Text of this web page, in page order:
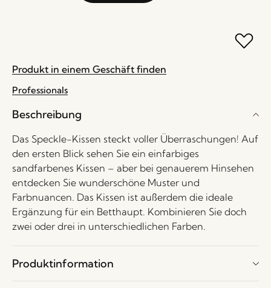
Produkt in einem Geschäft finden
Professionals
Beschreibung
Das Speckle-Kissen steckt voller Überraschungen! Auf
den ersten Blick sehen Sie ein einfarbiges
sandfarbenes Kissen – aber bei genauerem Hinsehen
entdecken Sie wunderschöne Muster und
Farbnuancen. Das Kissen ist außerdem die ideale
Ergänzung für ein Betthaupt. Kombinieren Sie doch
zwei oder drei in unterschiedlichen Farben.
Produktinformation